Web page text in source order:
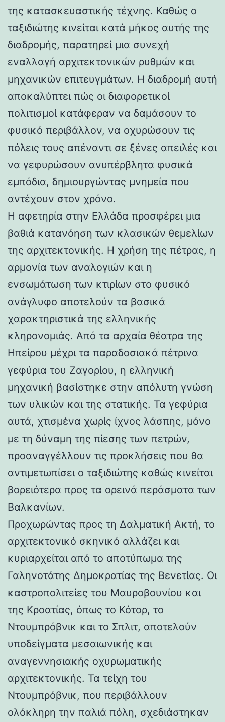
της κατασκευαστικής τέχνης. Καθώς ο
ταξιδιώτης κινείται κατά μήκος αυτής της
διαδρομής, παρατηρεί μια συνεχή
εναλλαγή αρχιτεκτονικών ρυθμών και
μηχανικών επιτευγμάτων. Η διαδρομή αυτή
αποκαλύπτει πώς οι διαφορετικοί
πολιτισμοί κατάφεραν να δαμάσουν το
φυσικό περιβάλλον, να οχυρώσουν τις
πόλεις τους απέναντι σε ξένες απειλές και
να γεφυρώσουν ανυπέρβλητα φυσικά
εμπόδια, δημιουργώντας μνημεία που
αντέχουν στον χρόνο.
Η αφετηρία στην Ελλάδα προσφέρει μια
βαθιά κατανόηση των κλασικών θεμελίων
της αρχιτεκτονικής. Η χρήση της πέτρας, η
αρμονία των αναλογιών και η
ενσωμάτωση των κτιρίων στο φυσικό
ανάγλυφο αποτελούν τα βασικά
χαρακτηριστικά της ελληνικής
κληρονομιάς. Από τα αρχαία θέατρα της
Ηπείρου μέχρι τα παραδοσιακά πέτρινα
γεφύρια του Ζαγορίου, η ελληνική
μηχανική βασίστηκε στην απόλυτη γνώση
των υλικών και της στατικής. Τα γεφύρια
αυτά, χτισμένα χωρίς ίχνος λάσπης, μόνο
με τη δύναμη της πίεσης των πετρών,
προαναγγέλλουν τις προκλήσεις που θα
αντιμετωπίσει ο ταξιδιώτης καθώς κινείται
βορειότερα προς τα ορεινά περάσματα των
Βαλκανίων.
Προχωρώντας προς τη Δαλματική Ακτή, το
αρχιτεκτονικό σκηνικό αλλάζει και
κυριαρχείται από το αποτύπωμα της
Γαληνοτάτης Δημοκρατίας της Βενετίας. Οι
καστροπολιτείες του Μαυροβουνίου και
της Κροατίας, όπως το Κότορ, το
Ντουμπρόβνικ και το Σπλιτ, αποτελούν
υποδείγματα μεσαιωνικής και
αναγεννησιακής οχυρωματικής
αρχιτεκτονικής. Τα τείχη του
Ντουμπρόβνικ, που περιβάλλουν
ολόκληρη την παλιά πόλη, σχεδιάστηκαν